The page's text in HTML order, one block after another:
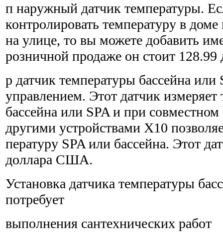
п наружный датчик температуры.
контролировать тем­пературу в
на улице, то вы можете добавить
розничной продаже он стоит
р датчик температуры бассейна
управлением. Этот датчик измеряет
бассейна или SPA и при
другими устройствами Х10
пературу SPA или бассейна. Этот
доллара США.
Установка датчика температуры
потребует
выполнения сантехнических работ